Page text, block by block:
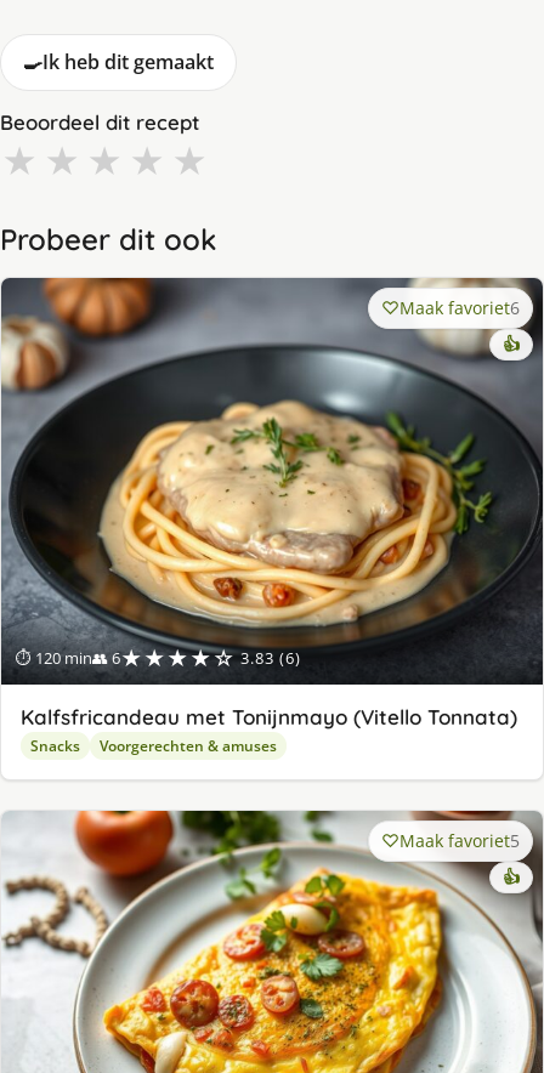
🍳Ik heb dit gemaakt
Beoordeel dit recept
★ ★ ★ ★ ★
Probeer dit ook
⏱ 120 min👥 6★★★★☆ 3.83 (6)
Maak favoriet6
👍
Kalfsfricandeau met Tonijnmayo (Vitello Tonnata)
Snacks Voorgerechten & amuses
Maak favoriet5
👍